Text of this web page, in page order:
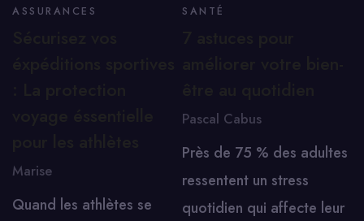
ASSURANCES
Marise
Quand les athlètes se
SANTÉ
Pascal Cabus
Près de 75 % des adultes
ressentent un stress
quotidien qui affecte leur